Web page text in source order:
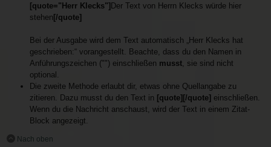
[quote="Herr Klecks"]Der Text von Herrn Klecks würde hier
stehen[/quote]
Bei der Ausgabe wird dem Text automatisch „Herr Klecks hat
geschrieben:“ vorangestellt. Beachte, dass du den Namen in
Anführungszeichen ("") einschließen musst , sie sind nicht
optional.
Die zweite Methode erlaubt dir, etwas ohne Quellangabe zu
zitieren. Dazu musst du den Text in [quote][/quote] einschließen.
Wenn du die Nachricht anschaust, wird der Text in einem Zitat-
Block angezeigt.
Nach oben